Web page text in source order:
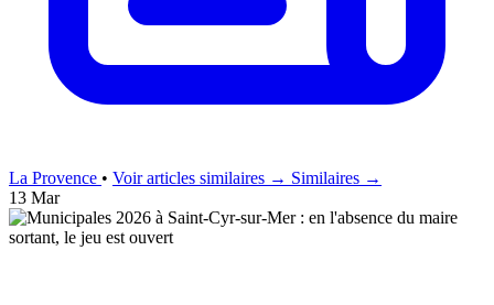
La Provence • Voir articles similaires → Similaires →
13 Mar